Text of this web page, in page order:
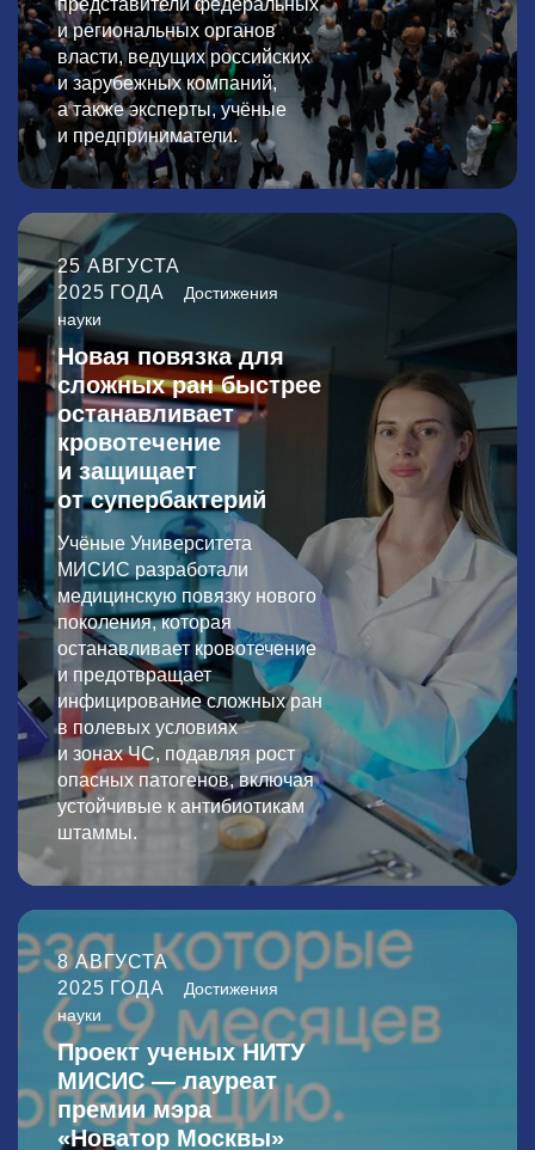
и региональных органов
власти, ведущих российских
и зарубежных компаний,
а также эксперты, учёные
и предприниматели.
25 АВГУСТА
2025 ГОДА
Достижения
науки
Новая повязка для
сложных ран быстрее
останавливает
кровотечение
и защищает
от супербактерий
Учёные Университета
МИСИС разработали
медицинскую повязку нового
поколения, которая
останавливает кровотечение
и предотвращает
инфицирование сложных ран
в полевых условиях
и зонах ЧС, подавляя рост
опасных патогенов, включая
устойчивые к антибиотикам
штаммы.
8 АВГУСТА
2025 ГОДА
Достижения
науки
Проект ученых НИТУ
МИСИС — лауреат
премии мэра
«Новатор Москвы»